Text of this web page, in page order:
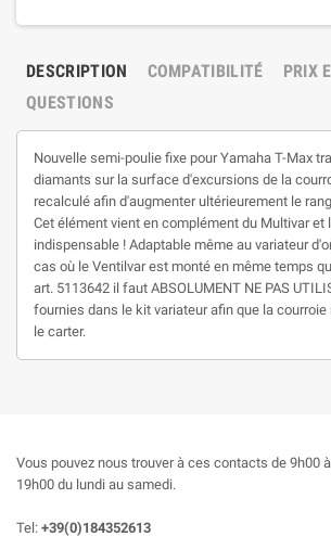
DESCRIPTION COMPATIBILITÉ
PRIX
QUESTIONS
Nouvelle semi-poulie fixe pour Yamaha T-Max
diamants sur la surface d'excursions de la
recalculé afin d'augmenter ultérieurement le
Cet élément vient en complément du Multivar et
indispensable ! Adaptable même au variateur
cas où le Ventilvar est monté en même temps
art. 5113642 il faut ABSOLUMENT NE PAS
fournies dans le kit variateur afin que la courroie
le carter.
Vous pouvez nous trouver à ces contacts de 9h00
19h00 du lundi au samedi.
Tel: +39(0)184352613